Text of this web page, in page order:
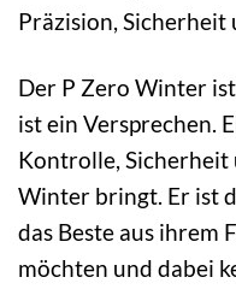
Präzision,
Der P Zero Winter
ist ein Versprechen.
Kontrolle, Sicherheit
Winter bringt. Er ist
das Beste aus ihrem
möchten und dabei